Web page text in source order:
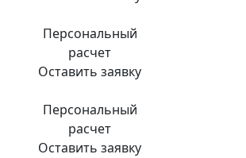
Персональный
расчет
Оставить заявку
Персональный
расчет
Оставить заявку